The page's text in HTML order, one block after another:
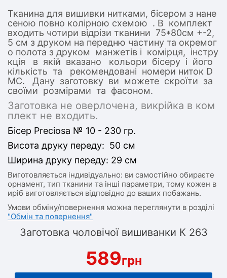
Тканина для вишивки нитками, бісером з нане
сеною повно колірною схемою . В комплект
входить чотири відрізи тканини 75*80см +-2,
5 см з друком на передню частину та окремог
о полота з друком манжетів і комірця, інстру
кція в якій вказано кольори бісеру і його
кількість та рекомендовані номери ниток D
MC. Дану заготовку ви можете скроїти за
своїми розмірами та фасоном.
Заготовка не оверлочена, викрійка в ком
плект не входить.
Бісер Preciosa № 10 - 230 гр.
Висота друку переду: 50 см
Ширина друку переду: 29 см
Виготовляється індивідуально: ви самостійно обираєте
орнамент, тип тканини та інші параметри, тому кожен в
иріб виготовляється відповідно до ваших побажань.
Умови обміну/повернення можна переглянути в розділі
"Обмін та повернення"
Заготовка чоловічої вишиванки К 263
589грн